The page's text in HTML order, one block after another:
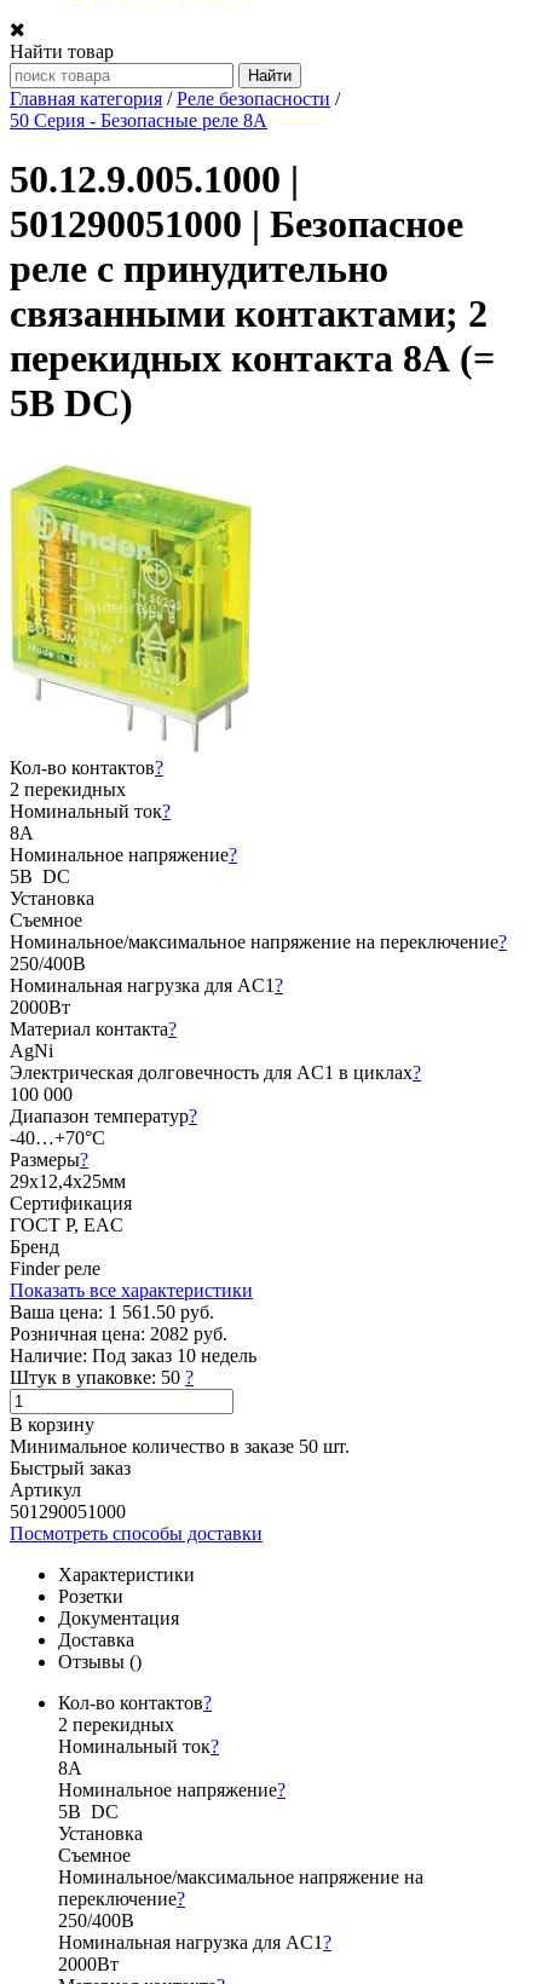
Найти товар
Главная категория / Реле безопасности /
50 Серия - Безопасные реле 8А
50.12.9.005.1000 |
501290051000 | Безопасное
реле с принудительно
связанными контактами; 2
перекидных контакта 8А (=
5В DC)
Кол-во контактов?
2 перекидных
Номинальный ток?
8А
Номинальное напряжение?
5В DC
Установка
Съемное
Номинальное/максимальное напряжение на переключение?
250/400В
Номинальная нагрузка для AC1?
2000Вт
Материал контакта?
AgNi
Электрическая долговечность для AC1 в циклах?
100 000
Диапазон температур?
-40…+70°C
Размеры?
29х12,4х25мм
Сертификация
ГОСТ Р, EAC
Бренд
Finder реле
Показать все характеристики
Ваша цена: 1 561.50 руб.
Розничная цена: 2082 руб.
Наличие: Под заказ 10 недель
Штук в упаковке: 50 ?
В корзину
Минимальное количество в заказе 50 шт.
Быстрый заказ
Артикул
501290051000
Посмотреть способы доставки
Характеристики
Розетки
Документация
Доставка
Отзывы ()
Кол-во контактов?
2 перекидных
Номинальный ток?
8А
Номинальное напряжение?
5В DC
Установка
Съемное
Номинальное/максимальное напряжение на
переключение?
250/400В
Номинальная нагрузка для AC1?
2000Вт